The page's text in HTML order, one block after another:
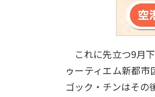
これに先立つ9月
ゥーティエム新都
ゴック・チンはその